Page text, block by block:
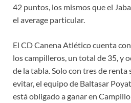
42 puntos, los mismos que el
el average particular.
El CD Canena Atlético cuenta
los campilleros, un total de 35, y
de la tabla. Solo con tres de renta
evitar, el equipo de Baltasar
está obligado a ganar en